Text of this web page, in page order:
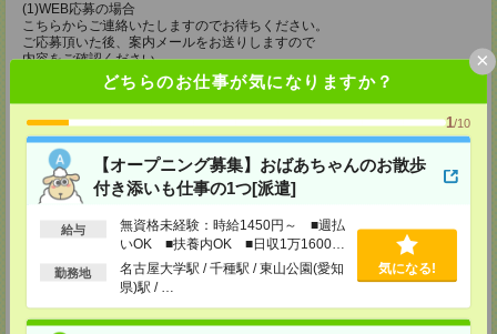
どちらのお仕事が気になりますか？
1/10
【オープニング募集】おばあちゃんのお散歩
付き添いも仕事の1つ[派遣]
給与
無資格未経験：時給1450円～ ■週払
いOK ■扶養内OK ■日収1万1600円
以上
勤務地
名古屋大学駅 / 千種駅 / 東山公園(愛知
県)駅 / …
気になる!
×
(1)WEB応募の場合
こちらからご連絡いたしますのでお待ちください。
ご応募頂いた後、案内メールをお送りしますので
内容をご確認ください。
(2)電話応募の場合
お時間のあるときにお電話にてご応募いただければ
その場で登録も可能です。
持ち物
【電話登録】
弊社HPよりマイページ作成をお願いします
電話での登録の際に、マイページ作成をいただいた旨をお伝えください。
【電話登録】30分程度
・経験やご希望などをインタビュー
・お仕事のご紹介など